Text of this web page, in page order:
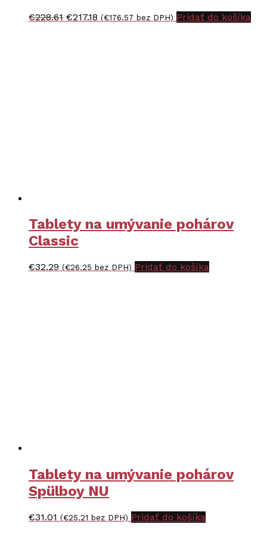
€228.61 Pôvodná
€217.18 Aktuálna
(€176.57 bez DPH) Pridať do košíka
Tablety na umývanie pohárov
Classic
€32.29 (€26.25 bez DPH) Pridať do košíka
Tablety na umývanie pohárov
Spülboy NU
€31.01 (€25.21 bez DPH) Pridať do košíka